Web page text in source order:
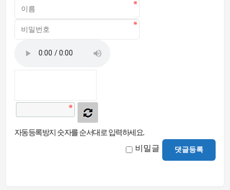
자동등록방지 숫자를 순서대로 입력하세요.
비밀글 댓글등록